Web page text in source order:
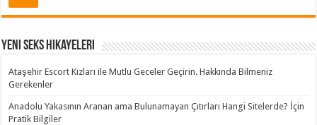
Yeni Seks Hikayeleri
Ataşehir Escort Kızları ile Mutlu Geceler Geçirin. Hakkında Bilmeniz
Gerekenler
Anadolu Yakasının Aranan ama Bulunamayan Çıtırları Hangi Sitelerde? İçin
Pratik Bilgiler